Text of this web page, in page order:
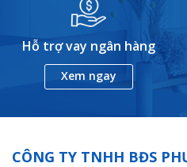
Hỗ trợ vay ngân hàng
Xem ngay
CÔNG TY TNHH BĐS